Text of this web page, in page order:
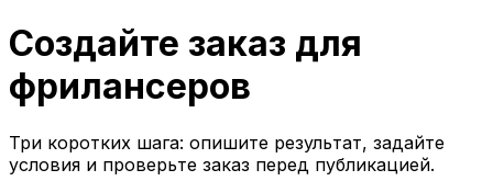
Создайте заказ для
фрилансеров
Три коротких шага: опишите результат, задайте
условия и проверьте заказ перед публикацией.